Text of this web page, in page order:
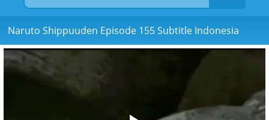
Naruto Shippuuden Episode 155 Subtitle Indonesia